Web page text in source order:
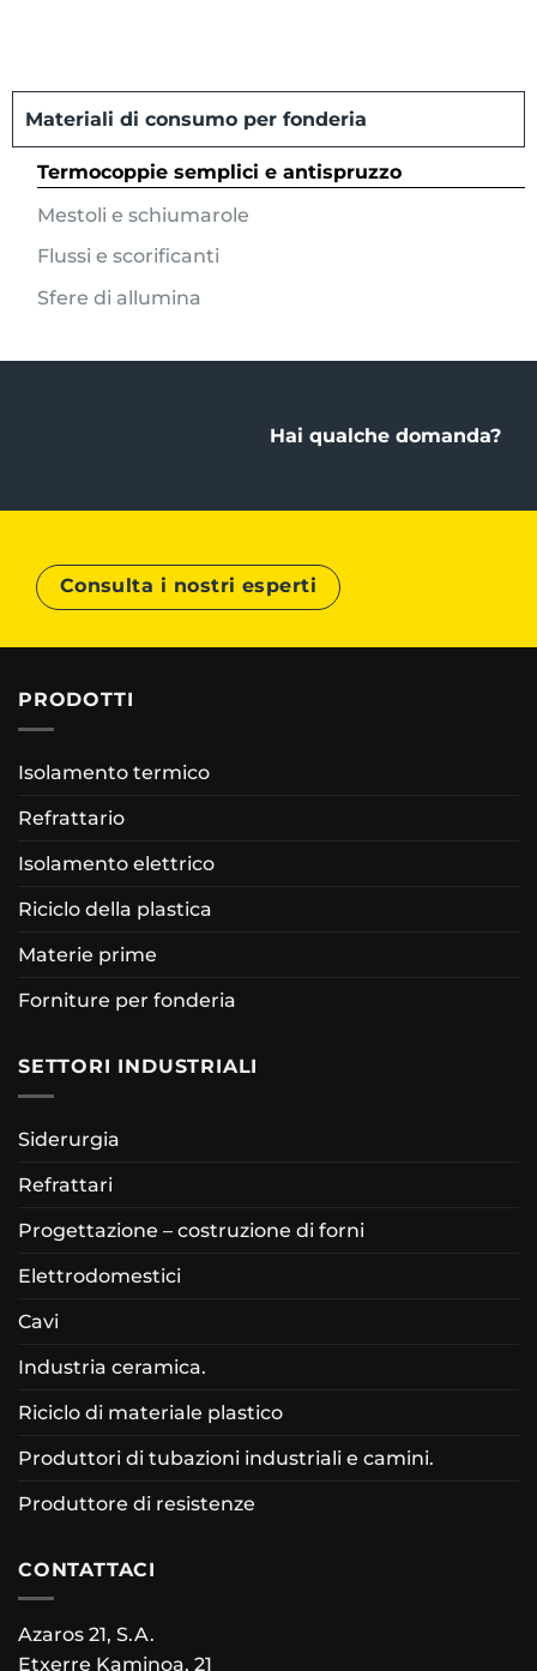
Materiali di consumo per fonderia
Termocoppie semplici e antispruzzo
Mestoli e schiumarole
Flussi e scorificanti
Sfere di allumina
Hai qualche domanda?
Consulta i nostri esperti
PRODOTTI
Isolamento termico
Refrattario
Isolamento elettrico
Riciclo della plastica
Materie prime
Forniture per fonderia
SETTORI INDUSTRIALI
Siderurgia
Refrattari
Progettazione – costruzione di forni
Elettrodomestici
Cavi
Industria ceramica.
Riciclo di materiale plastico
Produttori di tubazioni industriali e camini.
Produttore di resistenze
CONTATTACI
Azaros 21, S.A.
Etxerre Kaminoa, 21